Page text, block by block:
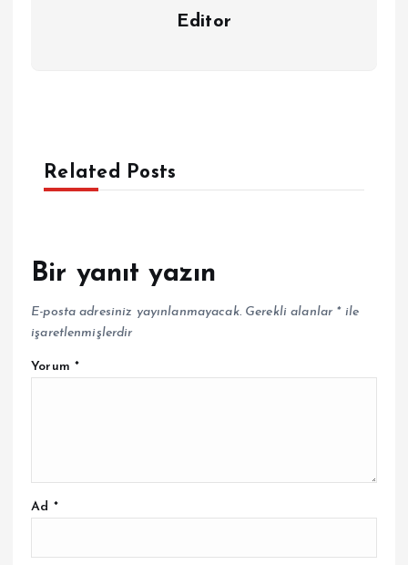
Editor
Related Posts
Bir yanıt yazın
E-posta adresiniz yayınlanmayacak. Gerekli alanlar *ile
işaretlenmişlerdir
Yorum *
Ad *